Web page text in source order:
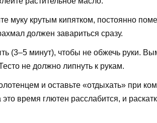
муку крутым кипятком, постоянно
должен завариться сразу.
(3–5 минут), чтобы не обжечь руки.
не должно липнуть к рукам.
и оставьте «отдыхать» при
время глютен расслабится, и